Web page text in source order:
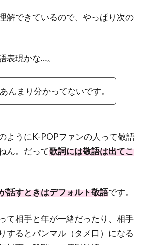
解できているので、やっぱり次の
表現かな…。
んまり分かってないです。
ようにK-POPファンの人って敬語
ん。だって歌詞には敬語は出てこ
話すときはデフォルト敬語です。
て相手と年が一緒だったり、相手
するとパンマル（タメ口）になる